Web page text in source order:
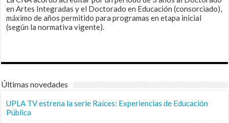
en Artes Integradas y el Doctorado en Educación (consorciado),
máximo de años permitido para programas en etapa inicial
(según la normativa vigente).
Últimas novedades
UPLA TV estrena la serie Raíces: Experiencias de Educación
Pública